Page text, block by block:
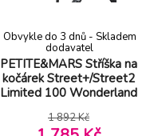
PETITE&MARS Stříška na
kočárek Street+/Street2
Limited 100 Wonderland
Obvykle do 3 dnů - Skladem
dodavatel
1 892 Kč